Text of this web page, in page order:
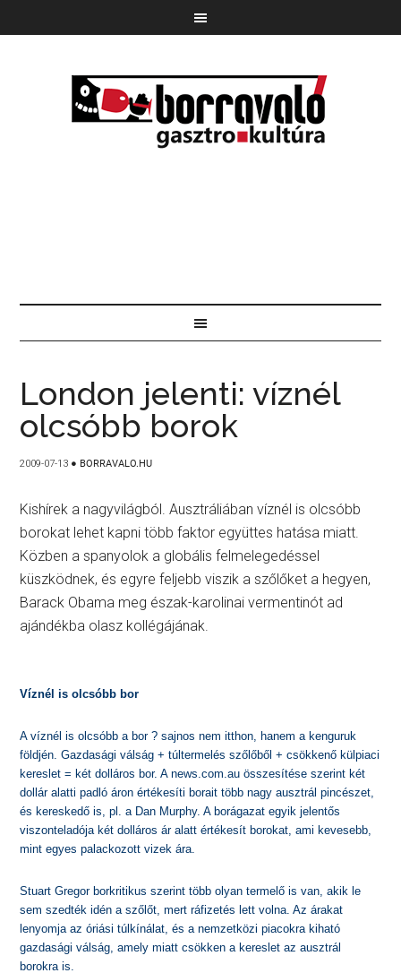
London jelenti: víznél
olcsóbb borok
2009-07-13 ● BORRAVALO.HU
Kishírek a nagyvilágból. Ausztráliában víznél is olcsóbb
borokat lehet kapni több faktor együttes hatása miatt.
Közben a spanyolok a globális felmelegedéssel
küszködnek, és egyre feljebb viszik a szőlőket a hegyen,
Barack Obama meg észak-karolinai vermentinót ad
ajándékba olasz kollégájának.
Víznél is olcsóbb bor
A víznél is olcsóbb a bor ? sajnos nem itthon, hanem a kenguruk
földjén. Gazdasági válság + túltermelés szőlőből + csökkenő külpiaci
kereslet = két dolláros bor. A news.com.au összesítése szerint két
dollár alatti padló áron értékesíti borait több nagy ausztrál pincészet,
és kereskedő is, pl. a Dan Murphy. A borágazat egyik jelentős
viszonteladója két dolláros ár alatt értékesít borokat, ami kevesebb,
mint egyes palackozott vizek ára.
Stuart Gregor borkritikus szerint több olyan termelő is van, akik le
sem szedték idén a szőlőt, mert ráfizetés lett volna. Az árakat
lenyomja az óriási túlkínálat, és a nemzetközi piacokra kiható
gazdasági válság, amely miatt csökken a kereslet az ausztrál
borokra is.